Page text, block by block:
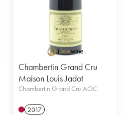
Chambertin Grand Cru
Maison Louis Jadot
Chambertin Grand Cru AOC
2017